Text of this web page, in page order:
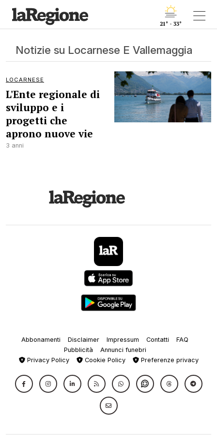
21° - 33°
Notizie su Locarnese E Vallemaggia
LOCARNESE
L'Ente regionale di
sviluppo e i
progetti che
aprono nuove vie
3 anni
Abbonamenti Disclaimer Impressum Contatti
FAQ
Pubblicità
Annunci funebri
Privacy Policy
Cookie Policy Preferenze privacy